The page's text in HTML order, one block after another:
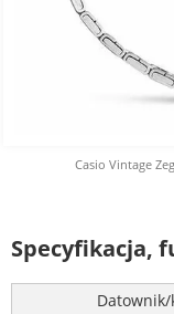
Casio Vintage
Specyfikacja,